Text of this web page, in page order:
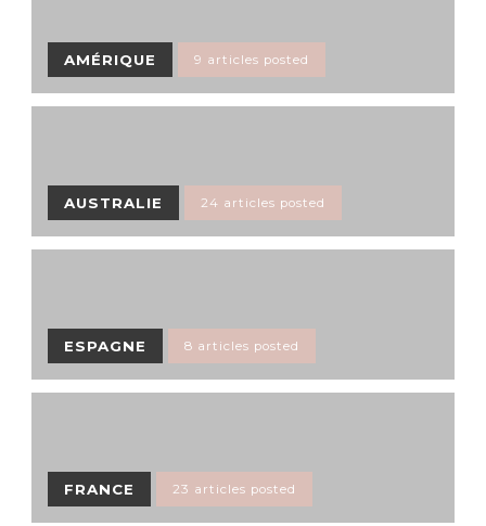
AMÉRIQUE 9 articles posted
AUSTRALIE 24 articles posted
ESPAGNE 8 articles posted
FRANCE 23 articles posted